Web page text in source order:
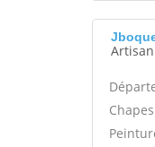
Artisan